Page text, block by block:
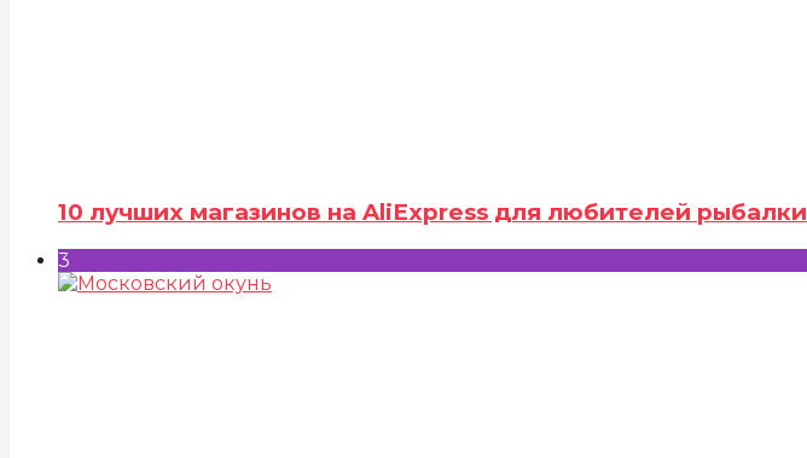
10 лучших магазинов на AliExpress для любителей рыбалки
3